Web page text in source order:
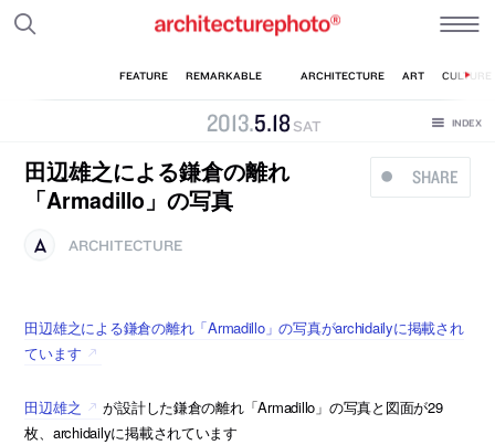
2013.5.18 SAT
SHARE
田辺雄之による鎌倉の離れ
「Armadillo」の写真
ARCHITECTURE
田辺雄之による鎌倉の離れ「Armadillo」の写真がarchidailyに掲載され
ています
田辺雄之
が設計した鎌倉の離れ「Armadillo」の写真と図面が29
枚、archidailyに掲載されています